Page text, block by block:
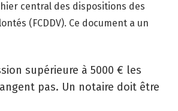
central des dispositions des
(FCDDV). Ce document a un
supérieure à 5000 € les
pas. Un notaire doit être